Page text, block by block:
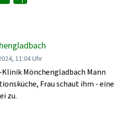
11:04 Uhr
Klinik Mönchengladbach Mann
Frau schaut ihm - eine
zu.